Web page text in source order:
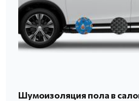
Шумоизоляция пола в